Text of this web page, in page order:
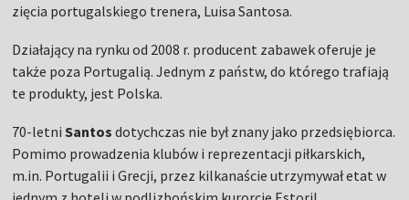
zięcia portugalskiego trenera, Luisa Santosa.
Działający na rynku od 2008 r. producent zabawek oferuje je
także poza Portugalią. Jednym z państw, do którego trafiają
te produkty, jest Polska.
70-letniSantos dotychczas nie był znany jako przedsiębiorca.
Pomimo prowadzenia klubów i reprezentacji piłkarskich,
m.in. Portugalii i Grecji, przez kilkanaście utrzymywał etat w